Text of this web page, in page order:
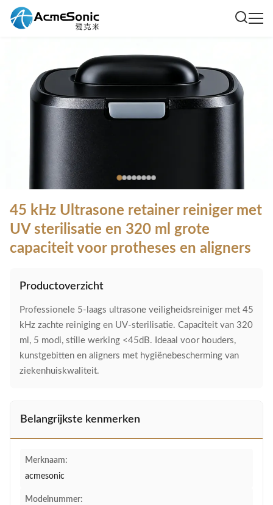
45 kHz Ultrasone retainer reiniger met
UV sterilisatie en 320 ml grote
capaciteit voor protheses en aligners
Productoverzicht
Professionele 5-laags ultrasone veiligheidsreiniger met 45
kHz zachte reiniging en UV-sterilisatie. Capaciteit van 320
ml, 5 modi, stille werking <45dB. Ideaal voor houders,
kunstgebitten en aligners met hygiënebescherming van
ziekenhuiskwaliteit.
Belangrijkste kenmerken
Merknaam:
acmesonic
Modelnummer: